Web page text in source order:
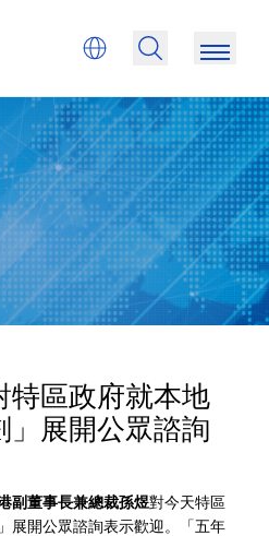
特區政府就本地
」展開公眾諮詢
副董事長兼總裁孫煜對今天特區
展開公眾諮詢表示歡迎。「五年